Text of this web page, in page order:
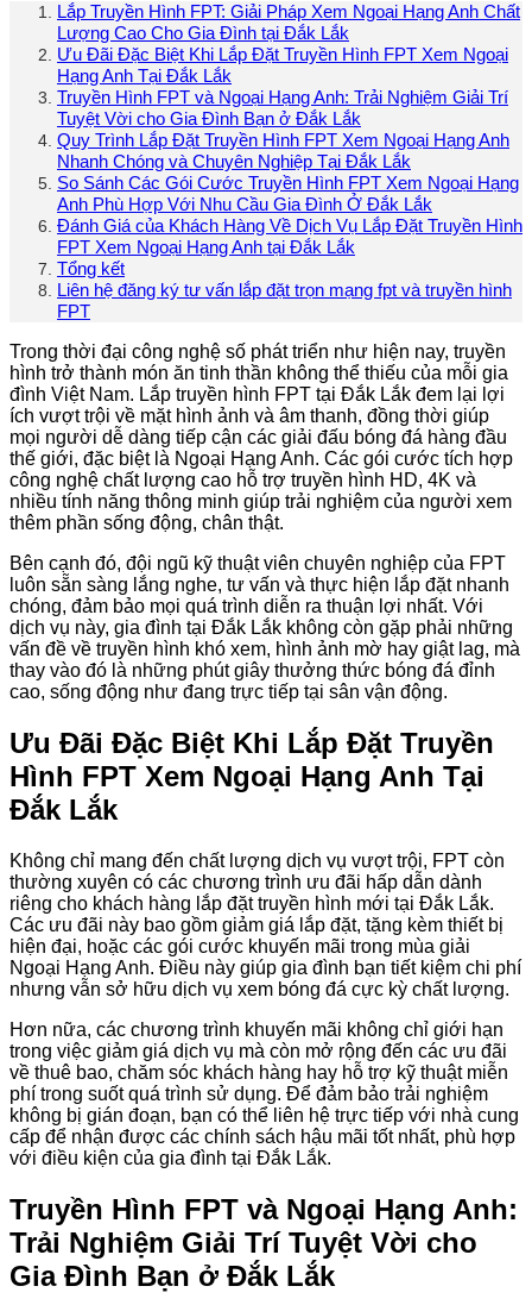
Lắp Truyền Hình FPT: Giải Pháp Xem Ngoại Hạng Anh Chất
Lượng Cao Cho Gia Đình tại Đắk Lắk
Ưu Đãi Đặc Biệt Khi Lắp Đặt Truyền Hình FPT Xem Ngoại
Hạng Anh Tại Đắk Lắk
Truyền Hình FPT và Ngoại Hạng Anh: Trải Nghiệm Giải Trí
Tuyệt Vời cho Gia Đình Bạn ở Đắk Lắk
Quy Trình Lắp Đặt Truyền Hình FPT Xem Ngoại Hạng Anh
Nhanh Chóng và Chuyên Nghiệp Tại Đắk Lắk
So Sánh Các Gói Cước Truyền Hình FPT Xem Ngoại Hạng
Anh Phù Hợp Với Nhu Cầu Gia Đình Ở Đắk Lắk
Đánh Giá của Khách Hàng Về Dịch Vụ Lắp Đặt Truyền Hình
FPT Xem Ngoại Hạng Anh tại Đắk Lắk
Tổng kết
Liên hệ đăng ký tư vấn lắp đặt trọn mạng fpt và truyền hình
FPT
Trong thời đại công nghệ số phát triển như hiện nay, truyền
hình trở thành món ăn tinh thần không thể thiếu của mỗi gia
đình Việt Nam. Lắp truyền hình FPT tại Đắk Lắk đem lại lợi
ích vượt trội về mặt hình ảnh và âm thanh, đồng thời giúp
mọi người dễ dàng tiếp cận các giải đấu bóng đá hàng đầu
thế giới, đặc biệt là Ngoại Hạng Anh. Các gói cước tích hợp
công nghệ chất lượng cao hỗ trợ truyền hình HD, 4K và
nhiều tính năng thông minh giúp trải nghiệm của người xem
thêm phần sống động, chân thật.
Bên cạnh đó, đội ngũ kỹ thuật viên chuyên nghiệp của FPT
luôn sẵn sàng lắng nghe, tư vấn và thực hiện lắp đặt nhanh
chóng, đảm bảo mọi quá trình diễn ra thuận lợi nhất. Với
dịch vụ này, gia đình tại Đắk Lắk không còn gặp phải những
vấn đề về truyền hình khó xem, hình ảnh mờ hay giật lag, mà
thay vào đó là những phút giây thưởng thức bóng đá đỉnh
cao, sống động như đang trực tiếp tại sân vận động.
Ưu Đãi Đặc Biệt Khi Lắp Đặt Truyền
Hình FPT Xem Ngoại Hạng Anh Tại
Đắk Lắk
Không chỉ mang đến chất lượng dịch vụ vượt trội, FPT còn
thường xuyên có các chương trình ưu đãi hấp dẫn dành
riêng cho khách hàng lắp đặt truyền hình mới tại Đắk Lắk.
Các ưu đãi này bao gồm giảm giá lắp đặt, tặng kèm thiết bị
hiện đại, hoặc các gói cước khuyến mãi trong mùa giải
Ngoại Hạng Anh. Điều này giúp gia đình bạn tiết kiệm chi phí
nhưng vẫn sở hữu dịch vụ xem bóng đá cực kỳ chất lượng.
Hơn nữa, các chương trình khuyến mãi không chỉ giới hạn
trong việc giảm giá dịch vụ mà còn mở rộng đến các ưu đãi
về thuê bao, chăm sóc khách hàng hay hỗ trợ kỹ thuật miễn
phí trong suốt quá trình sử dụng. Để đảm bảo trải nghiệm
không bị gián đoạn, bạn có thể liên hệ trực tiếp với nhà cung
cấp để nhận được các chính sách hậu mãi tốt nhất, phù hợp
với điều kiện của gia đình tại Đắk Lắk.
Truyền Hình FPT và Ngoại Hạng Anh:
Trải Nghiệm Giải Trí Tuyệt Vời cho
Gia Đình Bạn ở Đắk Lắk